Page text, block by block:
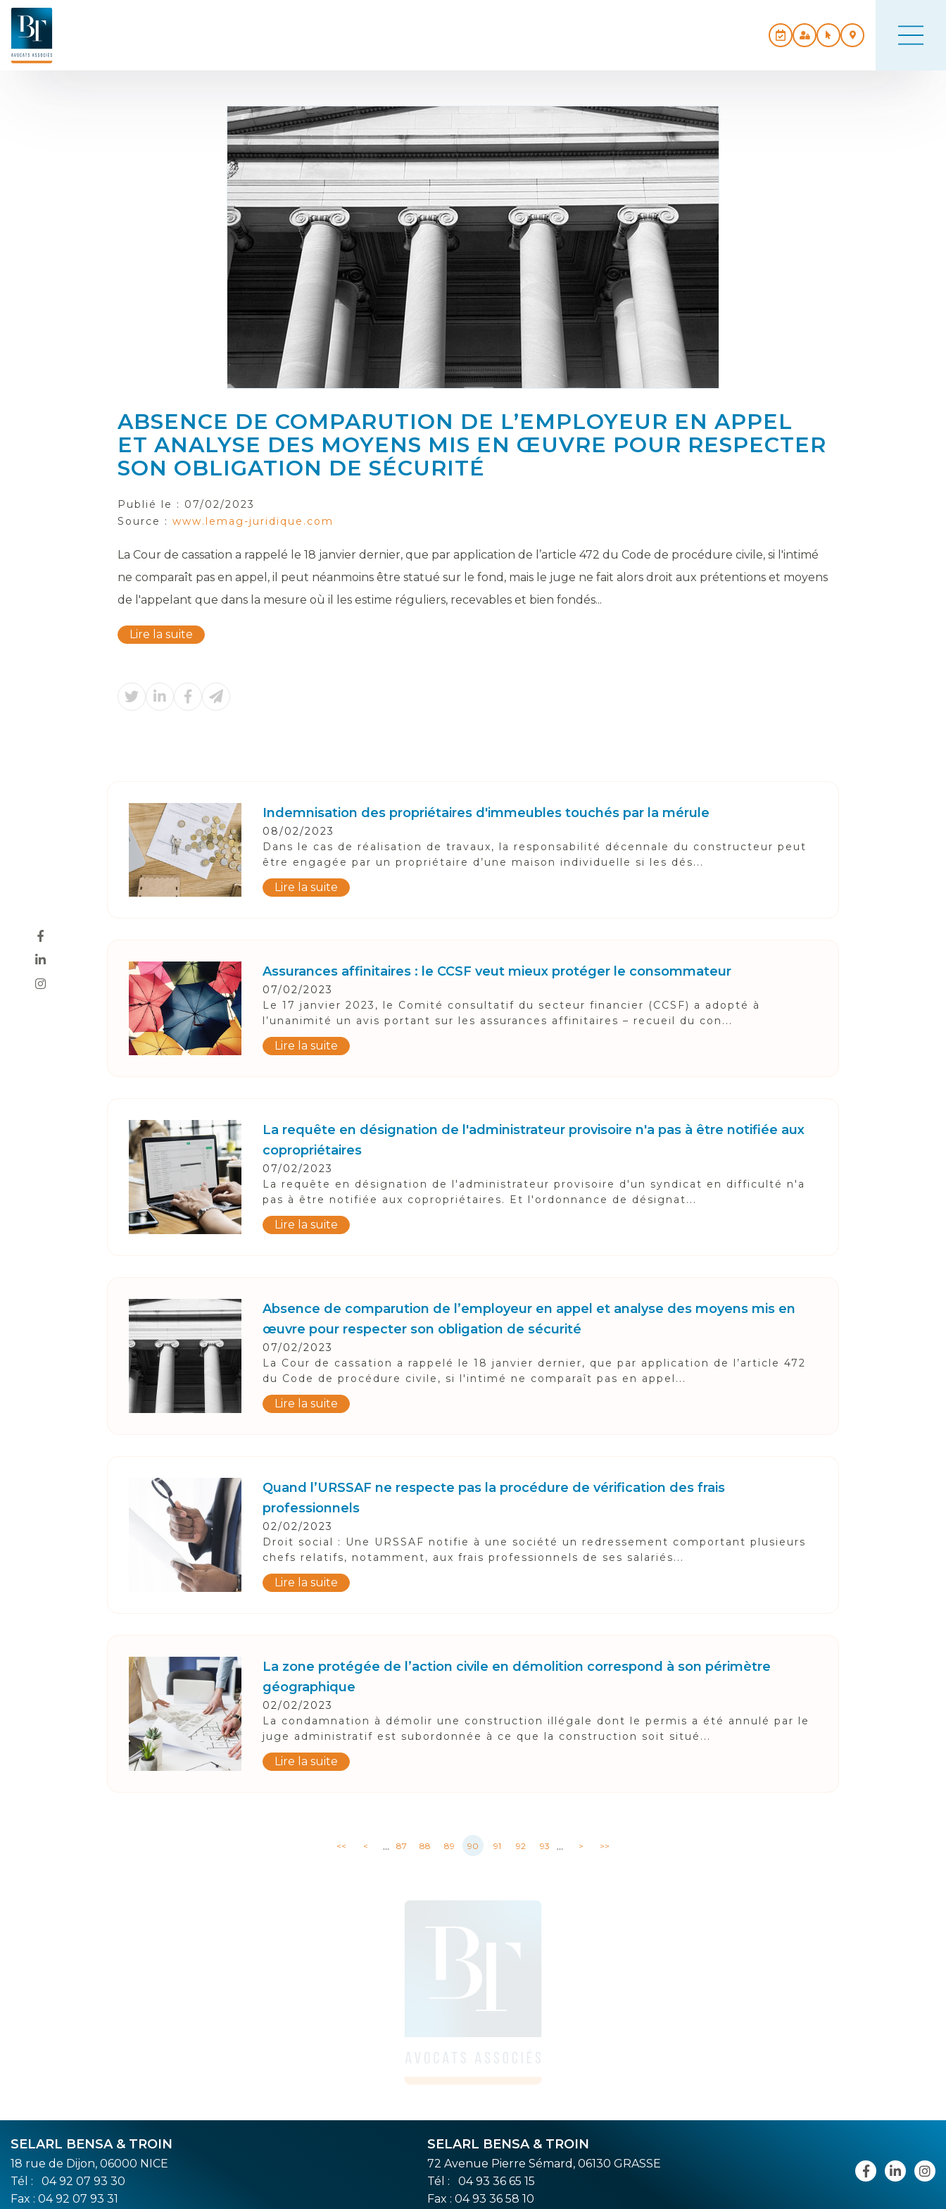
ABSENCE DE COMPARUTION DE L’EMPLOYEUR EN APPEL
ET ANALYSE DES MOYENS MIS EN ŒUVRE POUR RESPECTER
SON OBLIGATION DE SÉCURITÉ
Publié le : 07/02/2023
Source : www.lemag-juridique.com
La Cour de cassation a rappelé le 18 janvier dernier, que par application de l’article 472 du Code de procédure civile, si l'intimé
ne comparaît pas en appel, il peut néanmoins être statué sur le fond, mais le juge ne fait alors droit aux prétentions et moyens
de l'appelant que dans la mesure où il les estime réguliers, recevables et bien fondés...
Lire la suite
Indemnisation des propriétaires d'immeubles touchés par la mérule
08/02/2023
Dans le cas de réalisation de travaux, la responsabilité décennale du constructeur peut
être engagée par un propriétaire d’une maison individuelle si les dés...
Lire la suite
Assurances affinitaires : le CCSF veut mieux protéger le consommateur
07/02/2023
Le 17 janvier 2023, le Comité consultatif du secteur financier (CCSF) a adopté à
l’unanimité un avis portant sur les assurances affinitaires – recueil du con...
Lire la suite
La requête en désignation de l'administrateur provisoire n'a pas à être notifiée aux
copropriétaires
07/02/2023
La requête en désignation de l'administrateur provisoire d'un syndicat en difficulté n'a
pas à être notifiée aux copropriétaires. Et l'ordonnance de désignat...
Lire la suite
Absence de comparution de l’employeur en appel et analyse des moyens mis en
œuvre pour respecter son obligation de sécurité
07/02/2023
La Cour de cassation a rappelé le 18 janvier dernier, que par application de l’article 472
du Code de procédure civile, si l'intimé ne comparaît pas en appel...
Lire la suite
Quand l’URSSAF ne respecte pas la procédure de vérification des frais
professionnels
02/02/2023
Droit social : Une URSSAF notifie à une société un redressement comportant plusieurs
chefs relatifs, notamment, aux frais professionnels de ses salariés...
Lire la suite
La zone protégée de l’action civile en démolition correspond à son périmètre
géographique
02/02/2023
La condamnation à démolir une construction illégale dont le permis a été annulé par le
juge administratif est subordonnée à ce que la construction soit situé...
Lire la suite
<< < ... 87 88 89 90 91 92 93 ... > >>
SELARL BENSA & TROIN
18 rue de Dijon, 06000 NICE
Tél :
04 92 07 93 30
Fax : 04 92 07 93 31
SELARL BENSA & TROIN
72 Avenue Pierre Sémard, 06130 GRASSE
Tél :
04 93 36 65 15
Fax : 04 93 36 58 10